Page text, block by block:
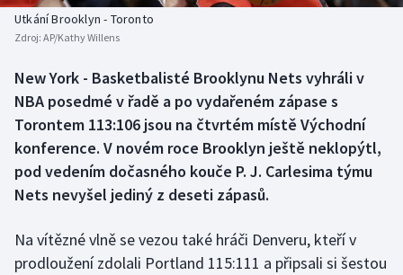
Biatlon
Boby a skeleton
Box
Curling
Florbal
Aplikace ČT sport
AZ kvíz
Utkání Brooklyn - Toronto
Zdroj: AP/Kathy Willens
New York - Basketbalisté Brooklynu Nets vyhráli v
NBA posedmé v řadě a po vydařeném zápase s
Torontem 113:106 jsou na čtvrtém místě Východní
konference. V novém roce Brooklyn ještě neklopýtl,
pod vedením dočasného kouče P. J. Carlesima týmu
Nets nevyšel jediný z deseti zápasů.
Na vítězné vlně se vezou také hráči Denveru, kteří v
prodloužení zdolali Portland 115:111 a připsali si šestou